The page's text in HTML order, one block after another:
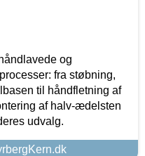
og
fra støbning,
til håndfletning af
af halv-ædelsten
udvalg.